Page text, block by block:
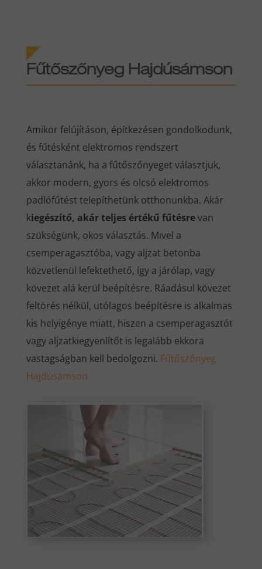
Fűtőszőnyeg Hajdúsámson
Amikor felújításon, építkezésen gondolkodunk,
és fűtésként elektromos rendszert
választanánk, ha a fűtőszőnyeget választjuk,
akkor modern, gyors és olcsó elektromos
padlófűtést telepíthetünk otthonunkba. Akár
kiegészítő, akár teljes értékű fűtésrevan
szükségünk, okos választás. Mivel a
csemperagasztóba, vagy aljzat betonba
közvetlenül lefektethető, így a járólap, vagy
kövezet alá kerül beépítésre. Ráadásul kövezet
feltörés nélkül, utólagos beépítésre is alkalmas
kis helyigénye miatt, hiszen a csemperagasztót
vagy aljzatkiegyenlítőt is legalább ekkora
vastagságban kell bedolgozni. Fűtőszőnyeg
Hajdúsámson